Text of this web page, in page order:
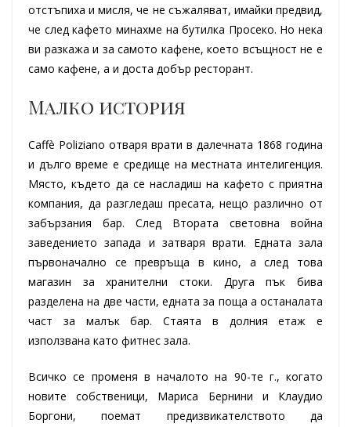
отстъпиха и мисля, че не съжаляват, имайки предвид,
че след кафето минахме на бутилка Просеко. Но нека
ви разкажа и за самото кафене, което всъщност не е
само кафене, а и доста добър ресторант.
Малко история
Caffè Poliziano отваря врати в далечната 1868 година
и дълго време е средище на местната интелигенция.
Място, където да се насладиш на кафето с приятна
компания, да разгледаш пресата, нещо различно от
забързания бар. След Втората световна война
заведението запада и затваря врати. Едната зала
първоначално се превръща в кино, а след това
магазин за хранителни стоки. Друга пък бива
разделена на две части, едната за поща а останалата
част за малък бар. Стаята в долния етаж е
използвана като фитнес зала.
Всичко се променя в началото на 90-те г., когато
новите собственици, Мариса Бернини и Клаудио
Боргони, поемат предизвикателството да